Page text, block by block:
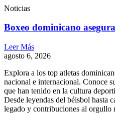
Noticias
Boxeo dominicano
Leer Más
agosto 6, 2026
Explora a los top atletas
nacional e internacional. Conoce
que han tenido en la cultura
Desde leyendas del béisbol hasta
legado y contribuciones al orgullo